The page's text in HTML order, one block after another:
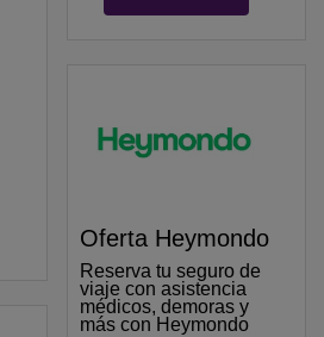
Oferta Heymondo
Reserva tu seguro de
viaje con asistencia
médicos, demoras y
más con Heymondo